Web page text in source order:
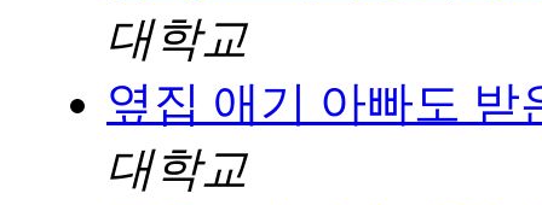
대학교
옆집 애기 아빠도 받
대학교